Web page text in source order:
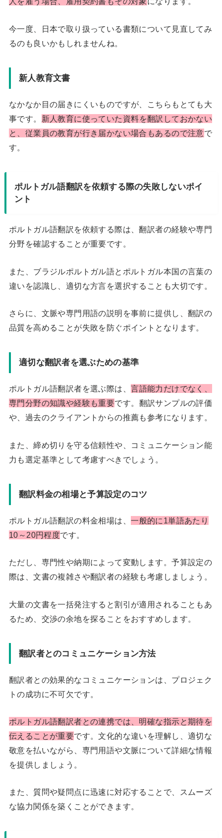
今一度、日本で取り扱っている書類について見直してみ
るのも良いかもしれませんね。
新人教育文書
なかなか目の届きにくいものですが、こちらもとても大
事です。 新人教育に使っていた資料を翻訳しておかない
と、従業員の教育が行き届かない場合もあるので注意で
す。
ポルトガル語翻訳を依頼する際の失敗しないポイ
ント
ポルトガル語翻訳を依頼する際は、翻訳者の経験や専門
分野を確認することが重要です。
また、ブラジルポルトガル語とポルトガル本国の言葉の
違いを認識し、適切な方言を選択することも大切です。
さらに、文脈や専門用語の説明を事前に提供し、翻訳の
品質を高めることが失敗を防ぐポイントとなります。
適切な翻訳者を選ぶための基準
ポルトガル語翻訳者を選ぶ際は、言語能力だけでなく、
専門分野の知識や経験も重要です。翻訳サンプルの評価
や、過去のクライアントからの推薦も参考になります。
また、締め切りを守る信頼性や、コミュニケーション能
力も選定基準として考慮すべきでしょう。
翻訳料金の相場と予算設定のコツ
ポルトガル語翻訳の料金相場は、一般的に1単語あたり
10～20円程度です。
ただし、専門性や納期によって変動します。予算設定の
際は、文書の複雑さや翻訳者の経験も考慮しましょう。
大量の文書を一括発注すると割引が適用されることもあ
るため、交渉の余地を探ることをおすすめします。
翻訳者とのコミュニケーション方法
翻訳者との効果的なコミュニケーションは、プロジェク
トの成功に不可欠です。
ポルトガル語翻訳者との連携では、明確な指示と期待を
伝えることが重要です。文化的な違いを理解し、適切な
敬意を払いながら、専門用語や文脈について詳細な情報
を提供しましょう。
また、質問や疑問点に迅速に対応することで、スムーズ
な協力関係を築くことができます。